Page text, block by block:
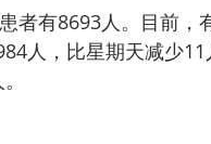
人，比星期天减少11